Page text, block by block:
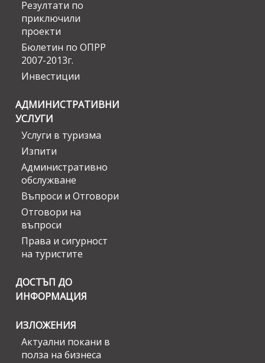
Резултати по
приключили
проекти
Бюлетин по ОПРР
2007-2013г.
Инвестиции
АДМИНИСТРАТИВНИ
УСЛУГИ
Услуги в туризма
Изпити
Административно
обслужване
Въпроси и Отговори
Отговори на
въпроси
Права и сигурност
на туристите
ДОСТЪП ДО
ИНФОРМАЦИЯ
ИЗЛОЖЕНИЯ
Актуални покани в
полза на бизнеса